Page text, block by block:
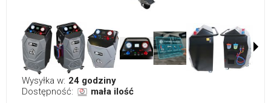
Wysyłka w: 24 godziny
Dostępność:
mała ilość